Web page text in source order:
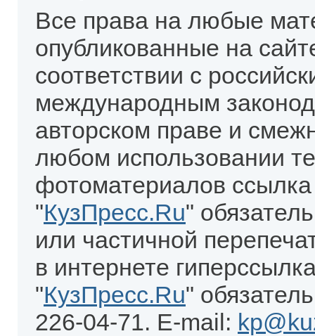
Все права на любые
опубликованные на
соответствии с
международным
авторском праве и
любом использовании
фотоматериалов
"КузПресс.Ru"
или частичной
в интернете
"КузПресс.Ru"
226-04-71. E-mail: